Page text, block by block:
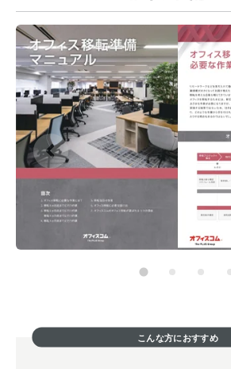
こんな方におすすめ